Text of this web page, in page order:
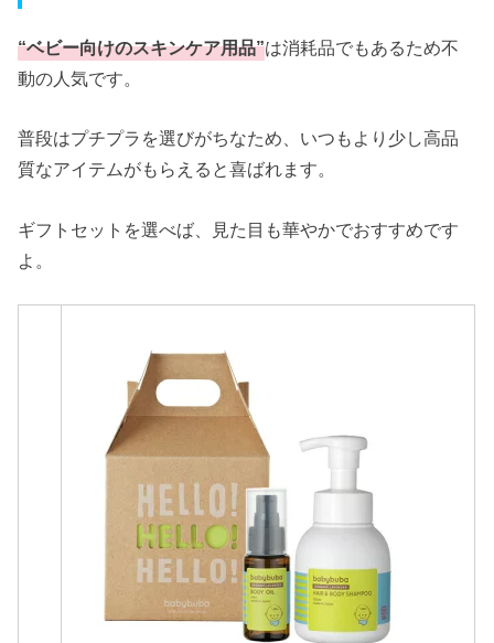
“ベビー向けのスキンケア用品”は消耗品でもあるため不
動の人気です。
普段はプチプラを選びがちなため、いつもより少し高品
質なアイテムがもらえると喜ばれます。
ギフトセットを選べば、見た目も華やかでおすすめです
よ。